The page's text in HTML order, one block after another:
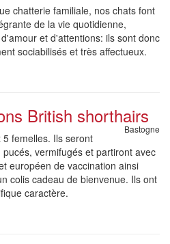
chatterie familiale, nos chats font
de la vie quotidienne,
et d'attentions: ils sont donc
sociabilisés et très affectueux.
British shorthairs
Bastogne
5 femelles. Ils seront
pucés, vermifugés et partiront avec
européen de vaccination ainsi
colis cadeau de bienvenue. Ils ont
caractère.